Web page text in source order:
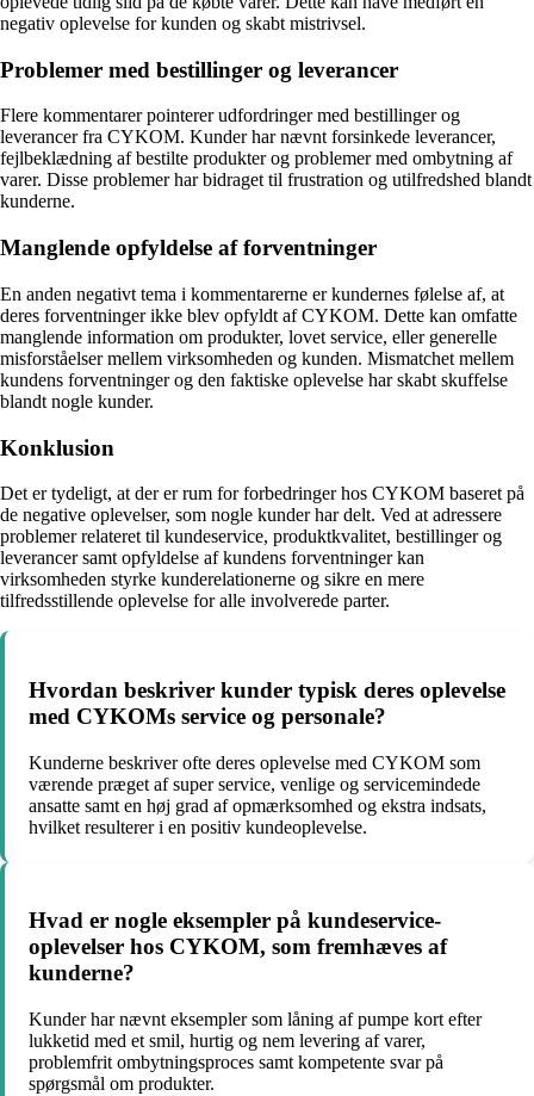
negativ oplevelse for kunden og skabt mistrivsel.
Problemer med bestillinger og leverancer
Flere kommentarer pointerer udfordringer med bestillinger og
leverancer fra CYKOM. Kunder har nævnt forsinkede leverancer,
fejlbeklædning af bestilte produkter og problemer med ombytning af
varer. Disse problemer har bidraget til frustration og utilfredshed blandt
kunderne.
Manglende opfyldelse af forventninger
En anden negativt tema i kommentarerne er kundernes følelse af, at
deres forventninger ikke blev opfyldt af CYKOM. Dette kan omfatte
manglende information om produkter, lovet service, eller generelle
misforståelser mellem virksomheden og kunden. Mismatchet mellem
kundens forventninger og den faktiske oplevelse har skabt skuffelse
blandt nogle kunder.
Konklusion
Det er tydeligt, at der er rum for forbedringer hos CYKOM baseret på
de negative oplevelser, som nogle kunder har delt. Ved at adressere
problemer relateret til kundeservice, produktkvalitet, bestillinger og
leverancer samt opfyldelse af kundens forventninger kan
virksomheden styrke kunderelationerne og sikre en mere
tilfredsstillende oplevelse for alle involverede parter.
Hvordan beskriver kunder typisk deres oplevelse
med CYKOMs service og personale?
Kunderne beskriver ofte deres oplevelse med CYKOM som
værende præget af super service, venlige og servicemindede
ansatte samt en høj grad af opmærksomhed og ekstra indsats,
hvilket resulterer i en positiv kundeoplevelse.
Hvad er nogle eksempler på kundeservice-
oplevelser hos CYKOM, som fremhæves af
kunderne?
Kunder har nævnt eksempler som låning af pumpe kort efter
lukketid med et smil, hurtig og nem levering af varer,
problemfrit ombytningsproces samt kompetente svar på
spørgsmål om produkter.